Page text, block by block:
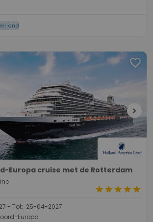
favorite
chevron_right
Europa cruise met de Rotterdam
starstarstarstarstar
- Tot: 25-04-2027
Europa